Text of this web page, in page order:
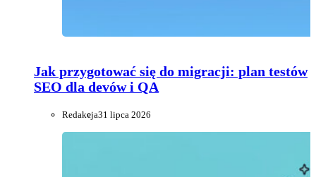
Jak przygotować się do migracji: plan testów
SEO dla devów i QA
Redakcja31 lipca 2026